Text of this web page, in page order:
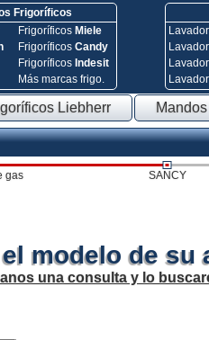
Frigoríficos
Frigoríficos Miele
FrigoríficosCandy
Frigoríficos Indesit
Más marcas frigo.
Liebherr
gas SANCY
modelo de su
una consulta y lo